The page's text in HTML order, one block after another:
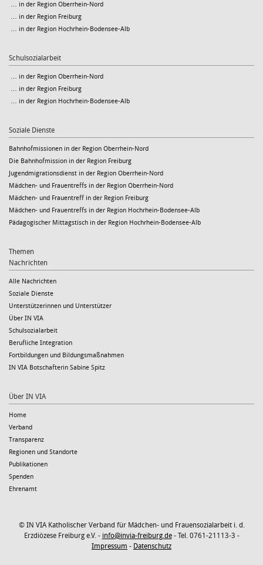
… in der Region Oberrhein-Nord
… in der Region Freiburg
… in der Region Hochrhein-Bodensee-Alb
Schulsozialarbeit
… in der Region Oberrhein-Nord
… in der Region Freiburg
… in der Region Hochrhein-Bodensee-Alb
Soziale Dienste
Bahnhofmissionen in der Region Oberrhein-Nord
Die Bahnhofmission in der Region Freiburg
Jugendmigrationsdienst in der Region Oberrhein-Nord
Mädchen- und Frauentreffs in der Region Oberrhein-Nord
Mädchen- und Frauentreff in der Region Freiburg
Mädchen- und Frauentreffs in der Region Hochrhein-Bodensee-Alb
Pädagogischer Mittagstisch in der Region Hochrhein-Bodensee-Alb
Themen
Nachrichten
Alle Nachrichten
Soziale Dienste
Unterstützerinnen und Unterstützer
Über IN VIA
Schulsozialarbeit
Berufliche Integration
Fortbildungen und Bildungsmaßnahmen
IN VIA Botschafterin Sabine Spitz
Über IN VIA
Home
Verband
Transparenz
Regionen und Standorte
Publikationen
Spenden
Ehrenamt
© IN VIA Katholischer Verband für Mädchen- und Frauensozialarbeit i. d.
Erzdiözese Freiburg e.V. - info@invia-freiburg.de- Tel. 0761-21113-3 -
Impressum - Datenschutz